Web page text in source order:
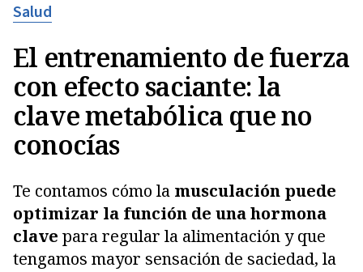
Salud
El entrenamiento de fuerza
con efecto saciante: la
clave metabólica que no
conocías
Te contamos cómo la musculación puede
optimizar la función de una hormona
clave para regular la alimentación y que
tengamos mayor sensación de saciedad, la